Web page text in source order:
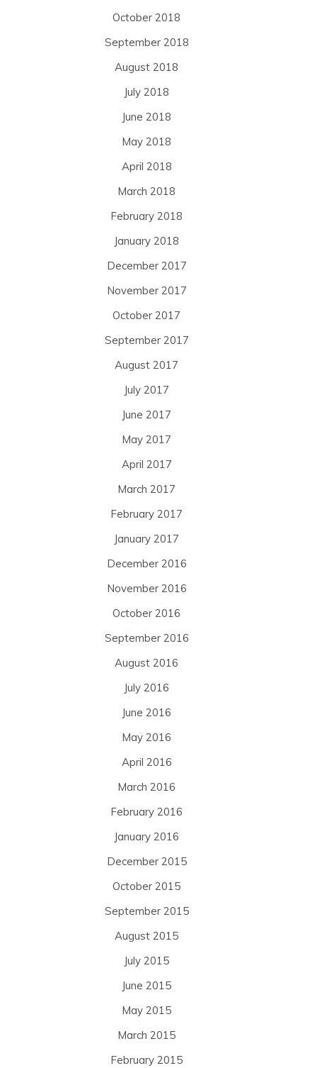
October 2018
September 2018
August 2018
July 2018
June 2018
May 2018
April 2018
March 2018
February 2018
January 2018
December 2017
November 2017
October 2017
September 2017
August 2017
July 2017
June 2017
May 2017
April 2017
March 2017
February 2017
January 2017
December 2016
November 2016
October 2016
September 2016
August 2016
July 2016
June 2016
May 2016
April 2016
March 2016
February 2016
January 2016
December 2015
October 2015
September 2015
August 2015
July 2015
June 2015
May 2015
March 2015
February 2015